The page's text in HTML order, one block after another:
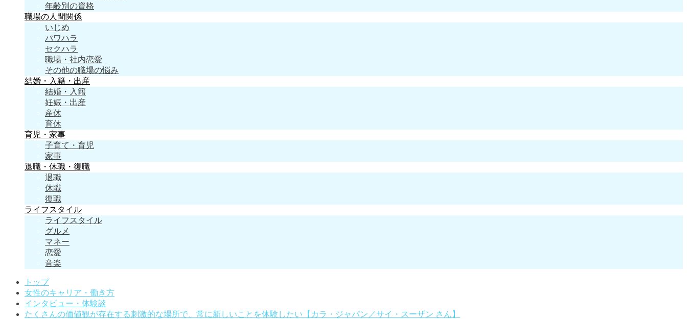
年齢別の資格
職場の人間関係
いじめ
パワハラ
セクハラ
職場・社内恋愛
その他の職場の悩み
結婚・入籍・出産
結婚・入籍
妊娠・出産
産休
育休
育児・家事
子育て・育児
家事
退職・休職・復職
退職
休職
復職
ライフスタイル
ライフスタイル
グルメ
マネー
恋愛
音楽
トップ
女性のキャリア・働き方
インタビュー・体験談
たくさんの価値観が存在する刺激的な場所で、常に新しいことを体験したい【カラ・ジャパン／サイ・スーザン さん】